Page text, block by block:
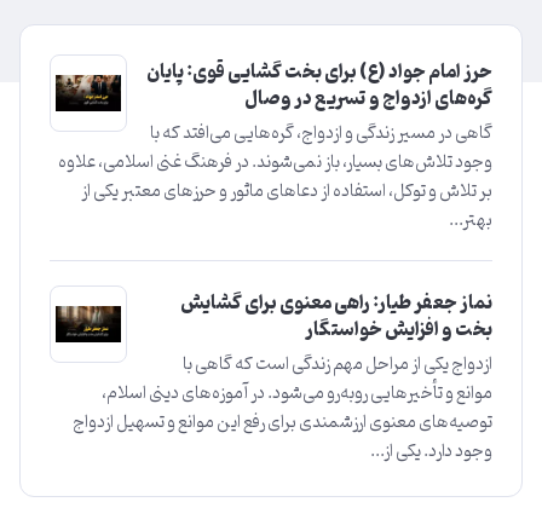
حرز امام جواد (ع) برای بخت گشایی قوی: پایان
گره‌های ازدواج و تسریع در وصال
گاهی در مسیر زندگی و ازدواج، گره‌هایی می‌افتد که با
وجود تلاش‌های بسیار، باز نمی‌شوند. در فرهنگ غنی اسلامی، علاوه
بر تلاش و توکل، استفاده از دعاهای ماثور و حرزهای معتبر یکی از
بهتر...
نماز جعفر طیار: راهی معنوی برای گشایش
بخت و افزایش خواستگار
ازدواج یکی از مراحل مهم زندگی است که گاهی با
موانع و تأخیرهایی روبه‌رو می‌شود. در آموزه‌های دینی اسلام،
توصیه‌های معنوی ارزشمندی برای رفع این موانع و تسهیل ازدواج
وجود دارد. یکی از...